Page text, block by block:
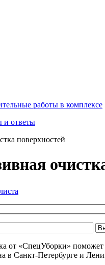
работы в комплексе
и ответы
от «СпецУборки»
в Санкт-Петербурге и